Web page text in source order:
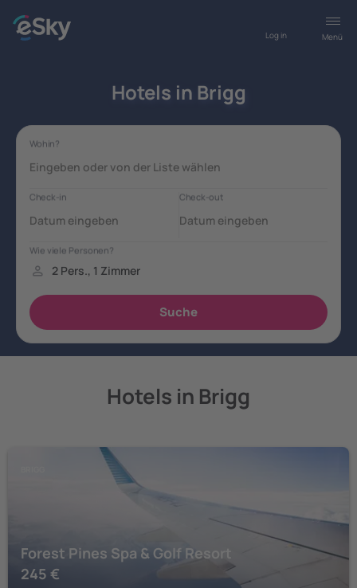
Menü
Log in
Hotels in Brigg
Hotels in Brigg
Forest Pines Spa & Golf Resort
245 €